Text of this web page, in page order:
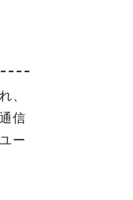
、
信
ー